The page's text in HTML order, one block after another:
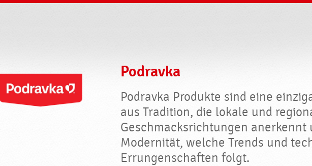
Podravka
Podravka Produkte sind eine
aus Tradition, die lokale und
Geschmacksrichtungen anerkennt
Modernität, welche Trends und
Errungenschaften folgt.